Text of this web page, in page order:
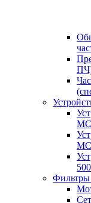
500
Фильтры